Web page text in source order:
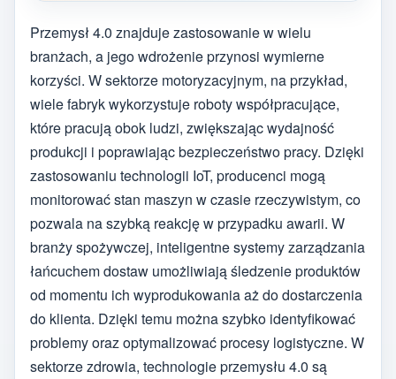
Przemysł 4.0 znajduje zastosowanie w wielu
branżach, a jego wdrożenie przynosi wymierne
korzyści. W sektorze motoryzacyjnym, na przykład,
wiele fabryk wykorzystuje roboty współpracujące,
które pracują obok ludzi, zwiększając wydajność
produkcji i poprawiając bezpieczeństwo pracy. Dzięki
zastosowaniu technologii IoT, producenci mogą
monitorować stan maszyn w czasie rzeczywistym, co
pozwala na szybką reakcję w przypadku awarii. W
branży spożywczej, inteligentne systemy zarządzania
łańcuchem dostaw umożliwiają śledzenie produktów
od momentu ich wyprodukowania aż do dostarczenia
do klienta. Dzięki temu można szybko identyfikować
problemy oraz optymalizować procesy logistyczne. W
sektorze zdrowia, technologie przemysłu 4.0 są